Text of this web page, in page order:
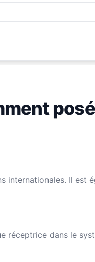
internationales. Il est
réceptrice dans le